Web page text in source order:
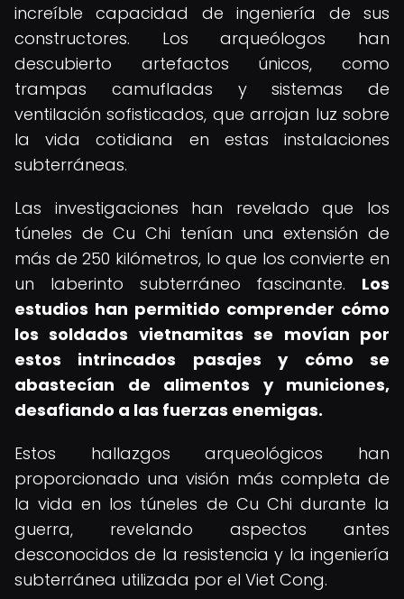
increíble capacidad de ingeniería de sus
constructores. Los arqueólogos han
descubierto artefactos únicos, como
trampas camufladas y sistemas de
ventilación sofisticados, que arrojan luz sobre
la vida cotidiana en estas instalaciones
subterráneas.
Las investigaciones han revelado que los
túneles de Cu Chi tenían una extensión de
más de 250 kilómetros, lo que los convierte en
un laberinto subterráneo fascinante. Los
estudios han permitido comprender cómo
los soldados vietnamitas se movían por
estos intrincados pasajes y cómo se
abastecían de alimentos y municiones,
desafiando a las fuerzas enemigas.
Estos hallazgos arqueológicos han
proporcionado una visión más completa de
la vida en los túneles de Cu Chi durante la
guerra, revelando aspectos antes
desconocidos de la resistencia y la ingeniería
subterránea utilizada por el Viet Cong.